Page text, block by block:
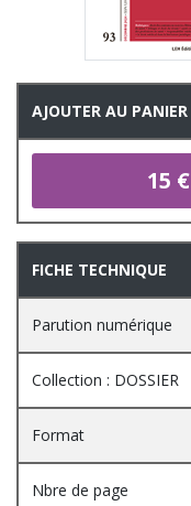
AJOUTER AU PANIER
15 €
FICHE TECHNIQUE
Parution numérique
Collection : DOSSIER
Format
Nbre de page